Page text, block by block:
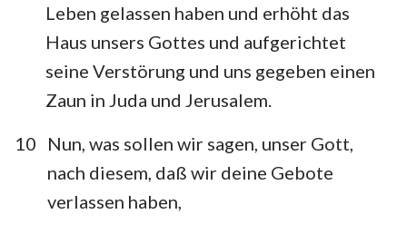
Leben gelassen haben und erhöht das
Haus unsers Gottes und aufgerichtet
seine Verstörung und uns gegeben einen
Zaun in Juda und Jerusalem.
10
Nun, was sollen wir sagen, unser Gott,
nach diesem, daß wir deine Gebote
verlassen haben,